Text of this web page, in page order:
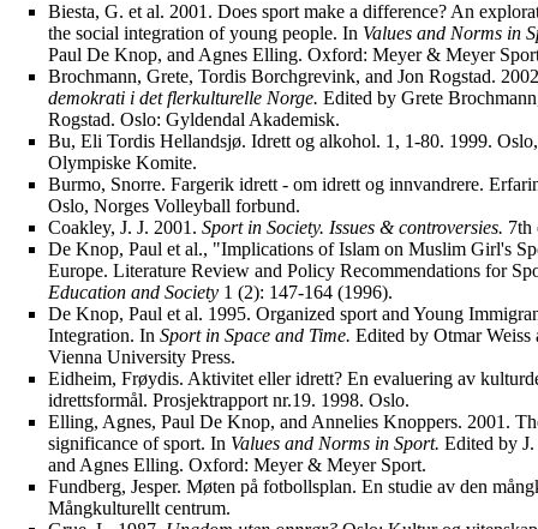
Biesta, G. et al. 2001. Does sport make a difference? An
the social integration of young people. In Values and Norms in
Paul De Knop, and Agnes Elling. Oxford: Meyer & Meyer
Brochmann, Grete, Tordis Borchgrevink, and Jon Rogstad.
demokrati i det flerkulturelle Norge. Edited by Grete
Rogstad. Oslo: Gyldendal Akademisk.
Bu, Eli Tordis Hellandsjø. Idrett og alkohol. 1, 1-80. 1999.
Olympiske Komite.
Burmo, Snorre. Fargerik idrett - om idrett og innvandrere.
Oslo, Norges Volleyball forbund.
Coakley, J. J. 2001. Sport in Society. Issues & controversies. 7th
De Knop, Paul et al., "Implications of Islam on Muslim Girl's
Europe. Literature Review and Policy Recommendations for
Education and Society 1 (2): 147-164 (1996).
De Knop, Paul et al. 1995. Organized sport and Young
Integration. In Sport in Space and Time. Edited by Otmar
Vienna University Press.
Eidheim, Frøydis. Aktivitet eller idrett? En evaluering av
idrettsformål. Prosjektrapport nr.19. 1998. Oslo.
Elling, Agnes, Paul De Knop, and Annelies Knoppers. 2001.
significance of sport. In Values and Norms in Sport. Edited by
and Agnes Elling. Oxford: Meyer & Meyer Sport.
Fundberg, Jesper. Møten på fotbollsplan. En studie av den
Mångkulturellt centrum.